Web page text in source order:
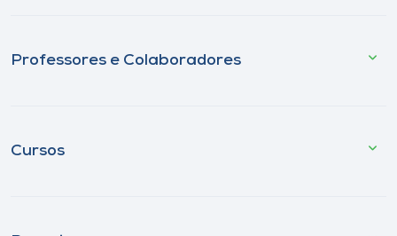
Professores e Colaboradores
Cursos